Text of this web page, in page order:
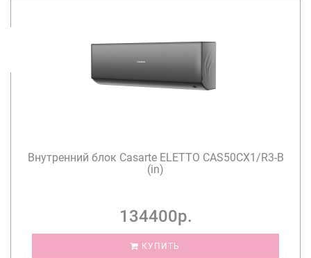
Внутренний блок Casarte ELETTO CAS50CX1/R3-B
(in)
134400р.
КУПИТЬ